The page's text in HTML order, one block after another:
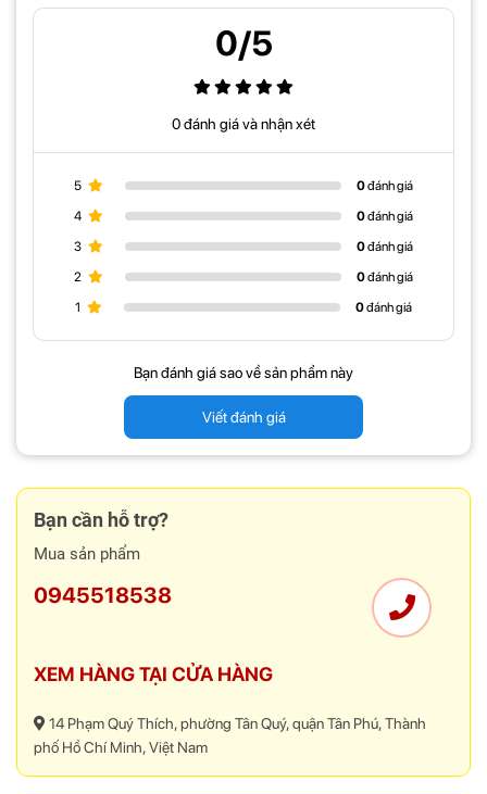
Giá treo một màn hình máy tính
G70 này có thể điều chỉnh độ cao, góc nghiêng và quay của màn
hình để tạo ra vị trí làm việc thoải mái cho người dùng.
- Hỗ trợ trọng lượng: Các tay nâng thường được thiết kế để chịu
thiết kế cổng USB vô cùng tiện lợi.
cơ chế cài đặt dễ dàng, bao gồm các loại vít, kẹp hoặc các phương
pháp gắn khác tùy theo mô hình.
- Thiết kế tiết kiệm không gian: Tay nâng giúp giải phóng không
gian trên bàn làm việc bằng cách giữ màn hình ở vị trí nâng cao.
Tay nâng màn hình máy tính NB G70 giúp giải phóng không gian
Bảng thông số kỹ thuật chi tiết của giá
đỡ màn hình máy tính NB G70
0/5
0 đánh giá và nhận xét
5 0đánh giá
4
0đánh giá
3
0đánh giá
2
0đánh giá
1
0đánh giá
Bạn đánh giá sao về sản phẩm này
Viết đánh giá
Bạn cần hỗ trợ?
Mua sản phẩm
0945518538
XEM HÀNG TẠI CỬA HÀNG
14 Phạm Quý Thích, phường Tân Quý, quận Tân Phú, Thành
phố Hồ Chí Minh, Việt Nam